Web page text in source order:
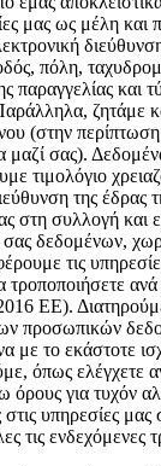
μας ως μέλη και
πόλη,
παραγγελίας και
ζητάμε
(στην
μαζί σας).
τιμολόγιο
της έδρας
στη συλλογή και
δεδομένων,
τις
τροποποιήσετε
ΕΕ).
προσωπικών
με το εκάστοτε
όπως ελέγχετε
όρους για τυχόν
υπηρεσίες μας
τις ενδεχόμενες